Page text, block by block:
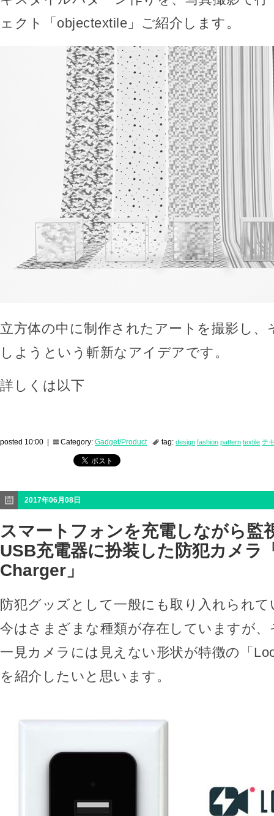
ェクト「objectextile」ご紹介します。
立方体の中に制作されたアートを撮影し、
しようという斬新なアイデアです。
詳しくは以下
posted 10:00 | Category: Gadget/Product tag: design fashion pattern textile テ
2017年06月08日
スマートフォンを充電しながら監
USB充電器に扮装した防犯カメラ
Charger」
防犯グッズとして一般にも取り入れられ
今はさまざまな種類が存在していますが
一見カメラには見えない形状が特徴の「
を紹介したいと思います。